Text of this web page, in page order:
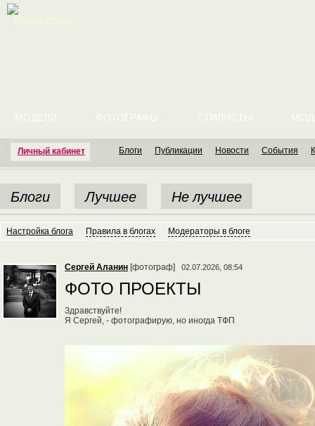
Личный кабинет
МОДЕЛИ ФОТОГРАФЫ СТИЛИСТЫ
Блоги Публикации Новости События
Блоги Лучшее Не лучшее
Настройка блога Правила в блогах Модераторы в блоге
Сергей Аланин [фотограф] 02.07.2026, 08:54
ФОТО ПРОЕКТЫ
Здравствуйте!
Я Сергей, - фотографирую, но иногда ТФП